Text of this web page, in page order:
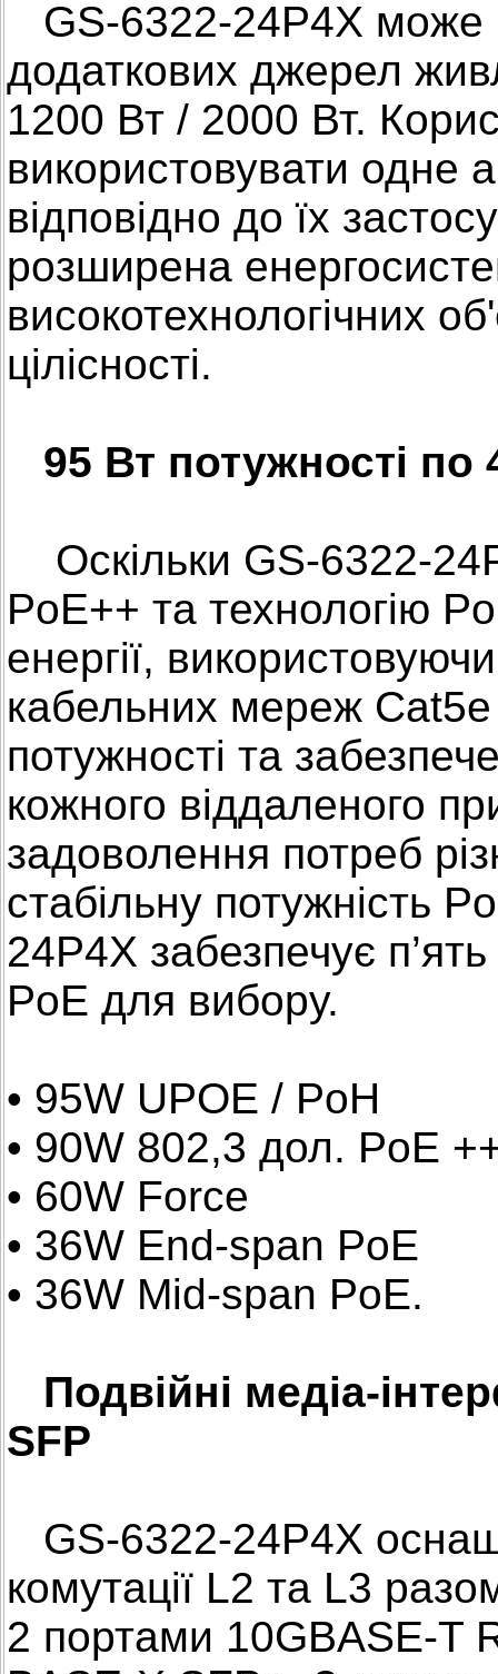
GS-6322-24P4X може
додаткових джерел
1200 Вт / 2000 Вт.
використовувати одне
відповідно до їх
розширена
високотехнологічних
цілісності.
95 Вт потужності по
Оскільки GS-6322-
PoE++ та технологію
енергії,
кабельних мереж
потужності та
кожного віддаленого
задоволення потреб
стабільну потужність
24P4X забезпечує
PoE для вибору.
• 95W UPOE / PoH
• 90W 802,3 дол. PoE
• 60W Force
• 36W End-span PoE
• 36W Mid-span PoE.
Подвійні медіа-
SFP
GS-6322-24P4X
комутації L2 та L3
2 портами 10GBASE-T